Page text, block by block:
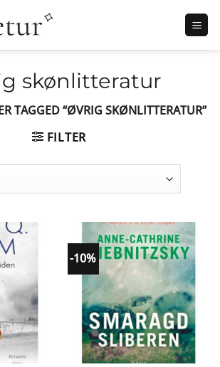
skønlitteratur
TAGGED “ØVRIG SKØNLITTERATUR”
FILTER
-10%